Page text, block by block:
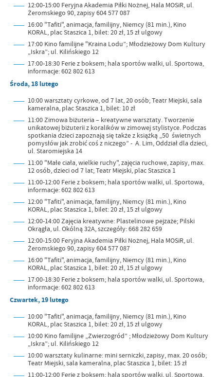
12:00-15:00 Feryjna Akademia Piłki Nożnej, Hala MOSiR, ul.
Żeromskiego 90, zapisy 604 577 087
16:00 "Tafiti", animacja, familijny, Niemcy (81 min.), Kino
KORAL, plac Staszica 1, bilet: 20 zł, 15 zł ulgowy
17:00 Kino familijne "Kraina Lodu”; Młodzieżowy Dom Kultury
„Iskra”; ul. Kilińskiego 12
17:00-18:30 Ferie z boksem; hala sportów walki, ul. Sportowa,
informacje: 602 802 613
Środa, 18 lutego
10:00 warsztaty cyrkowe, od 7 lat, 20 osób; Teatr Miejski, sala
kameralna, plac Staszica 1, bilet: 10 zł
11:00 Zimowa biżuteria – kreatywne warsztaty. Tworzenie
unikatowej biżuterii z koralików w zimowej stylistyce. Podczas
spotkania dzieci zapoznają się także z książką „50 świetnych
pomysłów jak zrobić coś z niczego” - A. Lim, Oddział dla dzieci,
ul. Staromiejska 14
11:00 "Małe ciała, wielkie ruchy", zajęcia ruchowe, zapisy, max.
12 osób, dzieci od 7 lat; Teatr Miejski, plac Staszica 1
11:00-12:00 Ferie z boksem; hala sportów walki, ul. Sportowa,
informacje: 602 802 613
12:00 "Tafiti", animacja, familijny, Niemcy (81 min.), Kino
KORAL, plac Staszica 1, bilet: 20 zł, 15 zł ulgowy
12:00-14:00 Zajęcia kreatywne: Plastelinowe pejzaże; Pilski
Okrągła, ul. Okólną 32A, szczegóły: 668 282 659
12:00-15:00 Feryjna Akademia Piłki Nożnej, Hala MOSiR, ul.
Żeromskiego 90, zapisy 604 577 087
16:00 "Tafiti", animacja, familijny, Niemcy (81 min.), Kino
KORAL, plac Staszica 1, bilet: 20 zł, 15 zł ulgowy
17:00-18:30 Ferie z boksem; hala sportów walki, ul. Sportowa,
informacje: 602 802 613
Czwartek, 19 lutego
10:00 "Tafiti", animacja, familijny, Niemcy (81 min.), Kino
KORAL, plac Staszica 1, bilet: 20 zł, 15 zł ulgowy
10:00 Kino familijne „Zwierzogród” ; Młodzieżowy Dom Kultury
„Iskra”; ul. Kilińskiego 12
10:00 warsztaty kulinarne: mini serniczki, zapisy, max. 20 osób;
Teatr Miejski, sala kameralna, plac Staszica 1, bilet: 15 zł
11:00-12:00 Ferie z boksem; hala sportów walki, ul. Sportowa,